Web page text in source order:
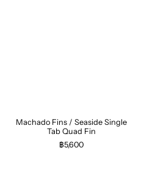
Machado Fins / Seaside Single
Tab Quad Fin
฿5,600